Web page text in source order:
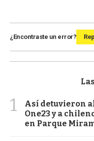
¿Encontraste un error?
1
Así detuvieron
One23 y a
en Parque